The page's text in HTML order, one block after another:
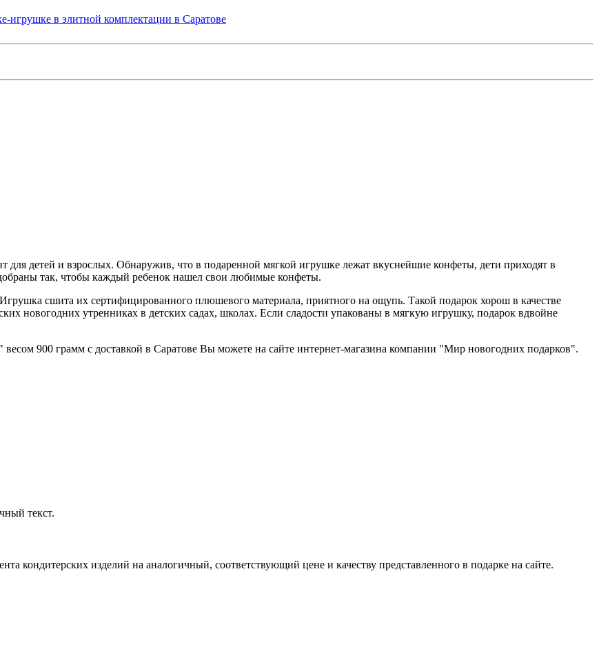
для детей и взрослых. Обнаружив, что в подаренной мягкой игрушке лежат вкуснейшие конфеты, дети приходят в
так, чтобы каждый ребенок нашел свои любимые конфеты.
сшита их сертифицированного плюшевого материала, приятного на ощупь. Такой подарок хорош в качестве
новогодних утренниках в детских садах, школах. Если сладости упакованы в мягкую игрушку, подарок вдвойне
900 грамм с доставкой в Саратове Вы можете на сайте интернет-магазина компании "Мир новогодних подарков".
текст.
кондитерских изделий на аналогичный, соответствующий цене и качеству представленного в подарке на сайте.